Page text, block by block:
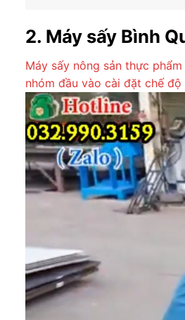
2. Máy sấy Bình
Máy sấy nông sản thực
nhóm đầu vào cài đặt chế